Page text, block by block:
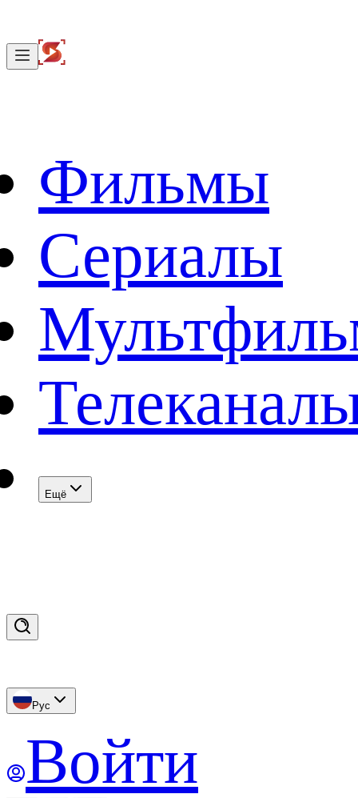
Фильмы
Сериалы
Eщё
Рус
Войти